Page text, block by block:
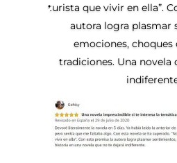
turista que vivir en ella”.
autora logra plasmar
emociones, choques
tradiciones. Una novela